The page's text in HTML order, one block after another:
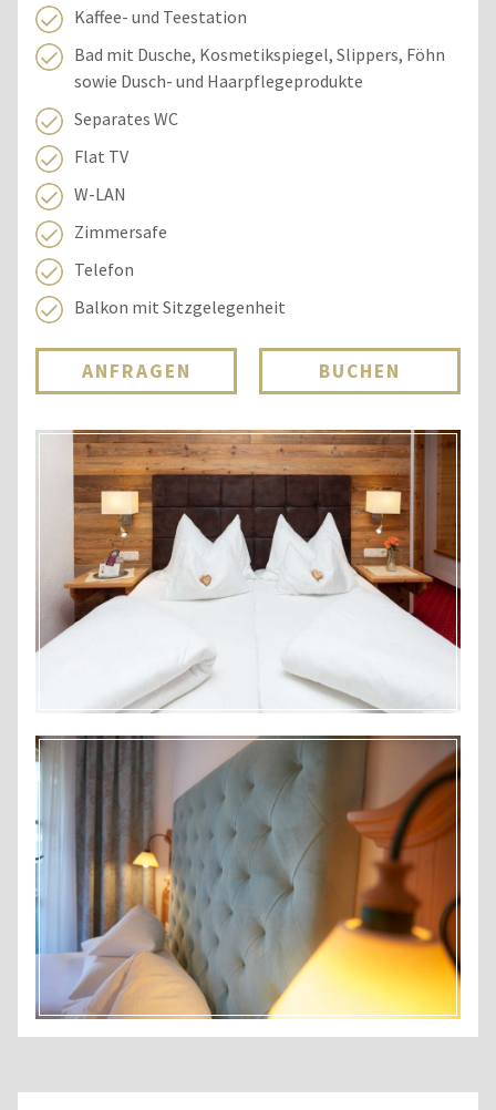
Kaffee- und Teestation
Bad mit Dusche, Kosmetikspiegel, Slippers, Föhn
sowie Dusch- und Haarpflegeprodukte
Separates WC
Flat TV
W-LAN
Zimmersafe
Telefon
Balkon mit Sitzgelegenheit
ANFRAGEN BUCHEN